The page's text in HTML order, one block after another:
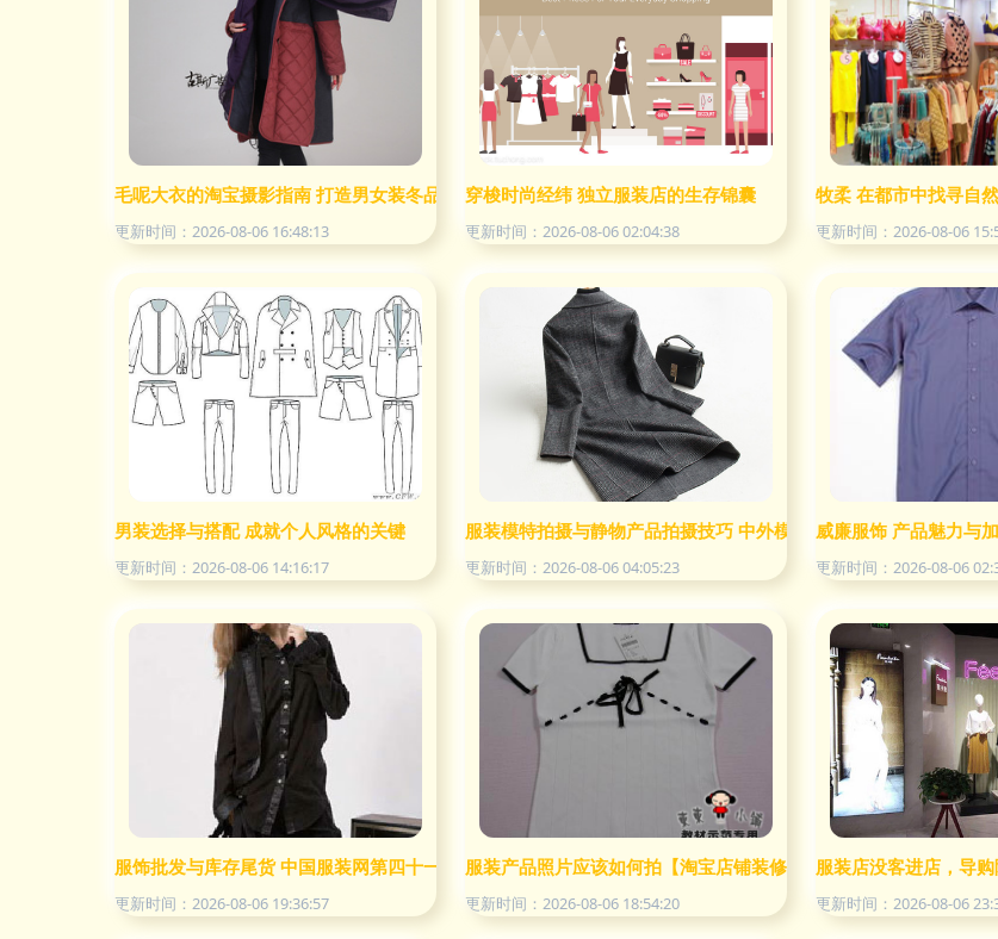
毛呢大衣的淘宝摄影指南 打造男女装冬品视觉盛宴
更新时间：2026-08-06 16:48:13
穿梭时尚经纬 独立服装店的生存锦囊
更新时间：2026-08-06 02:04:38
牧柔 在都市中找寻自
更新时间：2026-08-06
男装选择与搭配 成就个人风格的关键
更新时间：2026-08-06 14:16:17
服装模特拍摄与静物产品拍摄技巧 中外模特假模搭配指南
更新时间：2026-08-06 04:05:23
威廉服饰 产品魅力与
更新时间：2026-08-06
服饰批发与库存尾货 中国服装网第四十一页信息解析
更新时间：2026-08-06 19:36:57
服装产品照片应该如何拍【淘宝店铺装修】__金蝶友商网
更新时间：2026-08-06 18:54:20
服装店没客进店，导
更新时间：2026-08-06